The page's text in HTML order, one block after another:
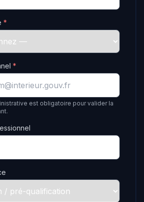
*
*
est obligatoire pour valider la